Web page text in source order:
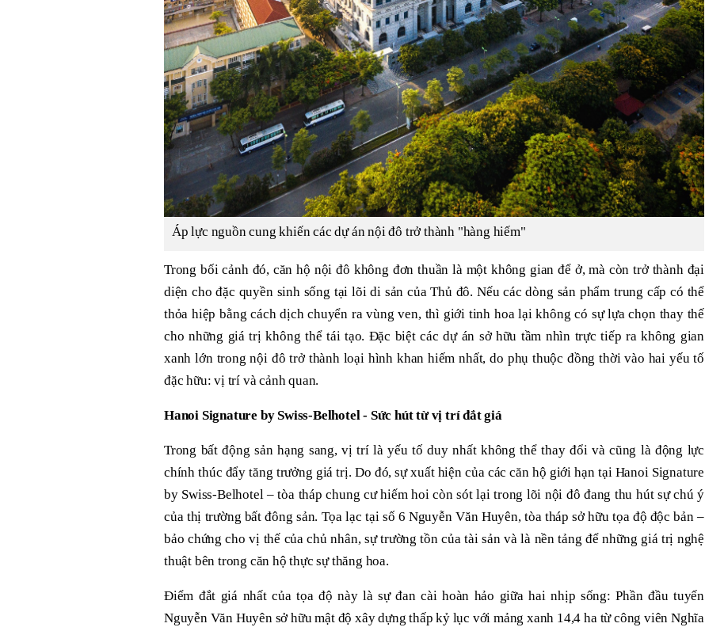
Áp lực nguồn cung khiến các dự án nội đô trở thành "hàng hiếm"
Trong bối cảnh đó, căn hộ nội đô không đơn thuần là một không gian để ở, mà còn trở thành đại
diện cho đặc quyền sinh sống tại lõi di sản của Thủ đô. Nếu các dòng sản phẩm trung cấp có thể
thỏa hiệp bằng cách dịch chuyển ra vùng ven, thì giới tinh hoa lại không có sự lựa chọn thay thế
cho những giá trị không thể tái tạo. Đặc biệt các dự án sở hữu tầm nhìn trực tiếp ra không gian
xanh lớn trong nội đô trở thành loại hình khan hiếm nhất, do phụ thuộc đồng thời vào hai yếu tố
đặc hữu: vị trí và cảnh quan.
Hanoi Signature by Swiss-Belhotel - Sức hút từ vị trí đắt giá
Trong bất động sản hạng sang, vị trí là yếu tố duy nhất không thể thay đổi và cũng là động lực
chính thúc đẩy tăng trưởng giá trị. Do đó, sự xuất hiện của các căn hộ giới hạn tại Hanoi Signature
by Swiss-Belhotel – tòa tháp chung cư hiếm hoi còn sót lại trong lõi nội đô đang thu hút sự chú ý
của thị trường bất đông sản. Tọa lạc tại số 6 Nguyễn Văn Huyên, tòa tháp sở hữu tọa độ độc bản –
bảo chứng cho vị thế của chủ nhân, sự trường tồn của tài sản và là nền tảng để những giá trị nghệ
thuật bên trong căn hộ thực sự thăng hoa.
Điểm đắt giá nhất của tọa độ này là sự đan cài hoàn hảo giữa hai nhịp sống: Phần đầu tuyến
Nguyễn Văn Huyên sở hữu mật độ xây dựng thấp kỷ lục với mảng xanh 14,4 ha từ công viên Nghĩa